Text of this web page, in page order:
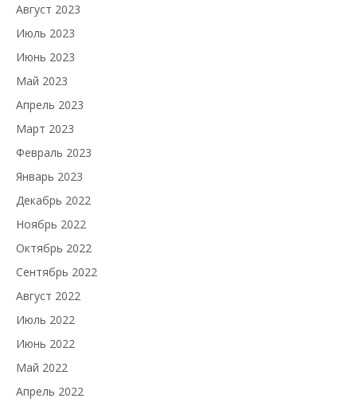
Август 2023
Июль 2023
Июнь 2023
Май 2023
Апрель 2023
Март 2023
Февраль 2023
Январь 2023
Декабрь 2022
Ноябрь 2022
Октябрь 2022
Сентябрь 2022
Август 2022
Июль 2022
Июнь 2022
Май 2022
Апрель 2022